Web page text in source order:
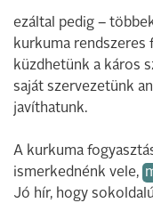
ezáltal pedig –
kurkuma rendszeres
küzdhetünk a káros
saját szervezetünk
javíthatunk.
A kurkuma
ismerkednénk vele,
Jó hír, hogy